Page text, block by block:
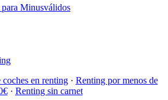
Minusválidos
coches en renting· Renting por menos de
· Renting sin carnet